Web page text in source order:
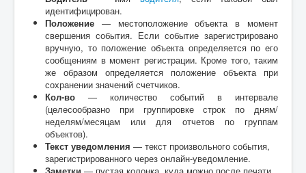
идентифицирован.
Положение — местоположение объекта в момент
свершения события. Если событие зарегистрировано
вручную, то положение объекта определяется по его
сообщениям в момент регистрации. Кроме того, таким
же образом определяется положение объекта при
сохранении значений счетчиков.
Кол-во — количество событий в интервале
(целесообразно при группировке строк по дням/
неделям/месяцам или для отчетов по группам
объектов).
Текст уведомления — текст произвольного события,
зарегистрированного через онлайн-уведомление.
Заметки — пустая колонка, куда можно после печати